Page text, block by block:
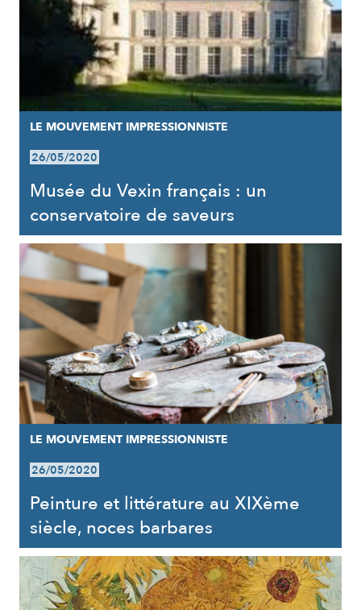
LE MOUVEMENT IMPRESSIONNISTE
26/05/2020
Musée du Vexin français : un
conservatoire de saveurs
LE MOUVEMENT IMPRESSIONNISTE
26/05/2020
Peinture et littérature au XIXème
siècle, noces barbares